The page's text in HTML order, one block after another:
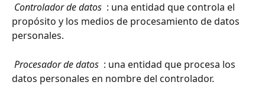
Controlador de datos : una entidad que controla el
propósito y los medios de procesamiento de datos
personales.
Procesador de datos : una entidad que procesa los
datos personales en nombre del controlador.